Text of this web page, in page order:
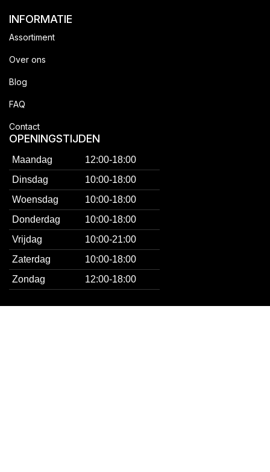
INFORMATIE
Assortiment
Over ons
Blog
FAQ
Contact
OPENINGSTIJDEN
Maandag
12:00-18:00
Dinsdag
10:00-18:00
Woensdag
10:00-18:00
Donderdag
10:00-18:00
Vrijdag
10:00-21:00
Zaterdag
10:00-18:00
Zondag
12:00-18:00